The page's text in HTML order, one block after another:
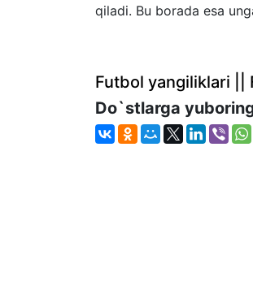
qiladi. Bu borada esa
Futbol yangiliklari ||
Do`stlarga